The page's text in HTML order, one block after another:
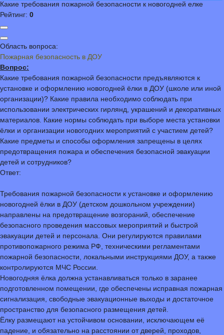
Какие требования пожарной безопасности к новогодней елке
Рейтинг: 0
Область вопроса:
Пожарная безопасность в ДОУ
Вопрос:
Какие требования пожарной безопасности предъявляются к
установке и оформлению новогодней ёлки в ДОУ (школе или иной
организации)? Какие правила необходимо соблюдать при
использовании электрических гирлянд, украшений и декоративных
материалов. Какие нормы соблюдать при выборе места установки
ёлки и организации новогодних мероприятий с участием детей?
Какие предметы и способы оформления запрещены в целях
предотвращения пожара и обеспечения безопасной эвакуации
детей и сотрудников?
Ответ:
Требования пожарной безопасности к установке и оформлению
новогодней ёлки в ДОУ (детском дошкольном учреждении)
направлены на предотвращение возгораний, обеспечение
безопасного проведения массовых мероприятий и быстрой
эвакуации детей и персонала. Они регулируются правилами
противопожарного режима РФ, техническими регламентами
пожарной безопасности, локальными инструкциями ДОУ, а также
контролируются МЧС России.
Новогодняя ёлка должна устанавливаться только в заранее
подготовленном помещении, где обеспечены исправная пожарная
сигнализация, свободные эвакуационные выходы и достаточное
пространство для безопасного размещения детей.
Ёлку размещают на устойчивом основании, исключающем её
падение, и обязательно на расстоянии от дверей, проходов,